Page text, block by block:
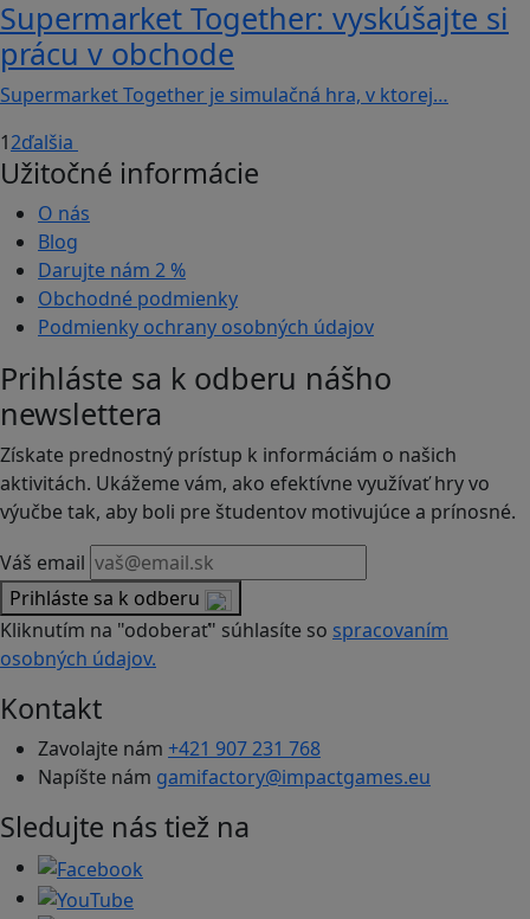
Supermarket Together: vyskúšajte si
prácu v obchode
Supermarket Together je simulačná hra, v ktorej…
12ďalšia
Užitočné informácie
O nás
Blog
Darujte nám 2 %
Obchodné podmienky
Podmienky ochrany osobných údajov
Prihláste sa k odberu nášho
newslettera
Získate prednostný prístup k informáciám o našich
aktivitách. Ukážeme vám, ako efektívne využívať hry vo
výučbe tak, aby boli pre študentov motivujúce a prínosné.
Váš email
Prihláste sa k odberu
Kliknutím na "odoberať" súhlasíte so spracovaním
osobných údajov.
Kontakt
Zavolajte nám +421 907 231 768
Napíšte nám gamifactory@impactgames.eu
Sledujte nás tiež na